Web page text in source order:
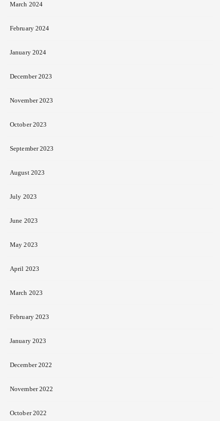
March 2024
February 2024
January 2024
December 2023
November 2023
October 2023
September 2023
August 2023
July 2023
June 2023
May 2023
April 2023
March 2023
February 2023
January 2023
December 2022
November 2022
October 2022